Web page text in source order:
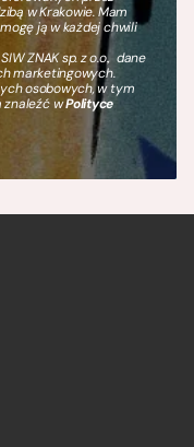
w Krakowie. Mam
ją w każdej chwili
ZNAK sp. z o.o., dane
marketingowych.
osobowych, w tym
znaleźć wPolityce